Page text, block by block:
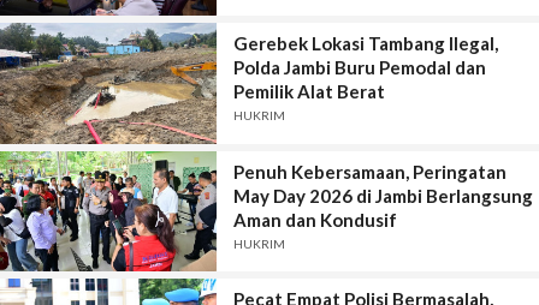
Gerebek Lokasi Tambang Ilegal,
Polda Jambi Buru Pemodal dan
Pemilik Alat Berat
HUKRIM
Penuh Kebersamaan, Peringatan
May Day 2026 di Jambi Berlangsung
Aman dan Kondusif
HUKRIM
Pecat Empat Polisi Bermasalah,